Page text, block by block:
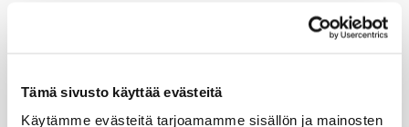
Tämä sivusto käyttää evästeitä
Käytämme evästeitä tarjoamamme sisällön ja mainosten
Ryhmävideopalvelu